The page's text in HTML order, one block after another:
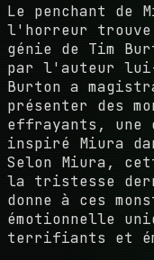
Le penchant de
l'horreur trouve
génie de Tim
par l'auteur lui-
Burton a
présenter des
effrayants, une
inspiré Miura
Selon Miura,
la tristesse
donne à ces
émotionnelle
terrifiants et